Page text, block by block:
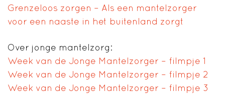
Grenzeloos zorgen – Als een mantelzorger
voor een naaste in het buitenland zorgt
Over jonge mantelzorg:
Week van de Jonge Mantelzorger – filmpje 1
Week van de Jonge Mantelzorger – filmpje 2
Week van de Jonge Mantelzorger – filmpje 3